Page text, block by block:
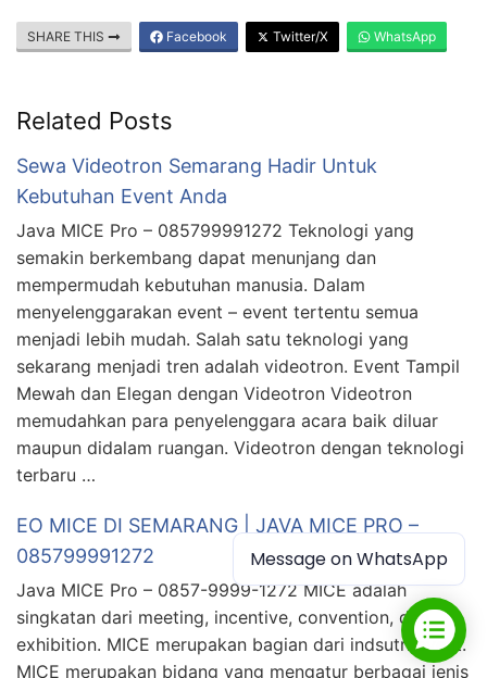
SHARE THIS Facebook Twitter/X WhatsApp
Related Posts
Sewa Videotron Semarang Hadir Untuk
Kebutuhan Event Anda
Java MICE Pro – 085799991272 Teknologi yang
semakin berkembang dapat menunjang dan
mempermudah kebutuhan manusia. Dalam
menyelenggarakan event – event tertentu semua
menjadi lebih mudah. Salah satu teknologi yang
sekarang menjadi tren adalah videotron. Event Tampil
Mewah dan Elegan dengan Videotron Videotron
memudahkan para penyelenggara acara baik diluar
maupun didalam ruangan. Videotron dengan teknologi
terbaru …
EO MICE DI SEMARANG | JAVA MICE PRO –
085799991272
Java MICE Pro – 0857-9999-1272 MICE adalah
singkatan dari meeting, incentive, convention, dan
exhibition. MICE merupakan bagian dari indsutri event.
MICE merupakan bidang yang mengatur berbagai jenis
Message on WhatsApp